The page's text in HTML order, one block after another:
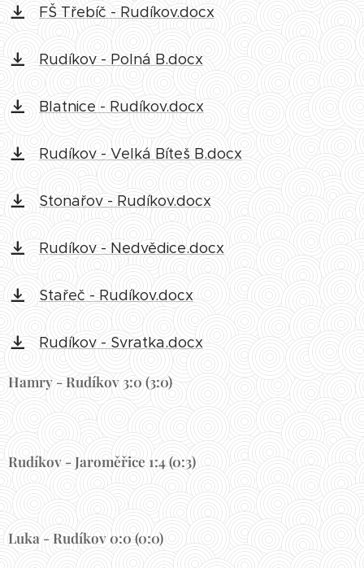
FŠ Třebíč - Rudíkov.docx
Rudíkov - Polná B.docx
Blatnice - Rudíkov.docx
Rudíkov - Velká Bíteš B.docx
Stonařov - Rudíkov.docx
Rudíkov - Nedvědice.docx
Stařeč - Rudíkov.docx
Rudíkov - Svratka.docx
Hamry - Rudíkov 3:0 (3:0)
Rudíkov - Jaroměřice 1:4 (0:3)
Luka - Rudíkov 0:0 (0:0)